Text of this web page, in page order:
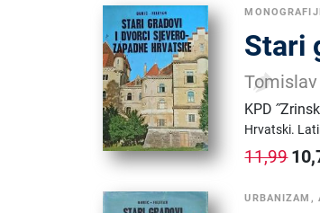
Stari
KPD
Hrvatski.
11,99
URBANIZAM,